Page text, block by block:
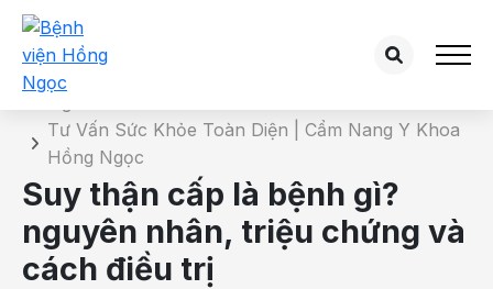
Chi tiết bài tư vấn
Tư Vấn Sức Khỏe Toàn Diện | Cẩm Nang Y Khoa
Hồng Ngọc
Suy thận cấp là bệnh gì?
nguyên nhân, triệu chứng và
cách điều trị